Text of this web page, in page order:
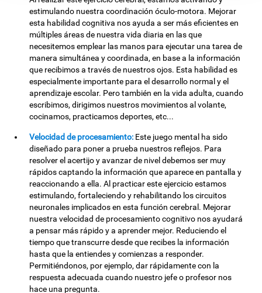
estimulando nuestra coordinación óculo-motora. Mejorar
esta habilidad cognitiva nos ayuda a ser más eficientes en
múltiples áreas de nuestra vida diaria en las que
necesitemos emplear las manos para ejecutar una tarea de
manera simultánea y coordinada, en base a la información
que recibimos a través de nuestros ojos. Esta habilidad es
especialmente importante para el desarrollo normal y el
aprendizaje escolar. Pero también en la vida adulta, cuando
escribimos, dirigimos nuestros movimientos al volante,
cocinamos, practicamos deportes, etc...
Velocidad de procesamiento: Este juego mental ha sido
diseñado para poner a prueba nuestros reflejos. Para
resolver el acertijo y avanzar de nivel debemos ser muy
rápidos captando la información que aparece en pantalla y
reaccionando a ella. Al practicar este ejercicio estamos
estimulando, fortaleciendo y rehabilitando los circuitos
neuronales implicados en esta función cerebral. Mejorar
nuestra velocidad de procesamiento cognitivo nos ayudará
a pensar más rápido y a aprender mejor. Reduciendo el
tiempo que transcurre desde que recibes la información
hasta que la entiendes y comienzas a responder.
Permitiéndonos, por ejemplo, dar rápidamente con la
respuesta adecuada cuando nuestro jefe o profesor nos
hace una pregunta.